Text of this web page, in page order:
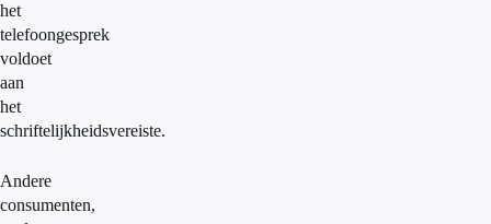
het
telefoongesprek
voldoet
aan
het
schriftelijkheidsvereiste.
Andere
consumenten,